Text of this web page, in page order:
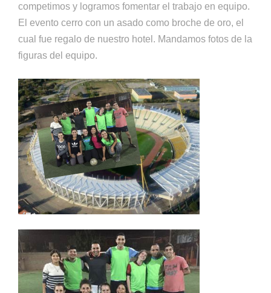
competimos y logramos fomentar el trabajo en equipo.
El evento cerro con un asado como broche de oro, el
cual fue regalo de nuestro hotel. Mandamos fotos de la
figuras del equipo.